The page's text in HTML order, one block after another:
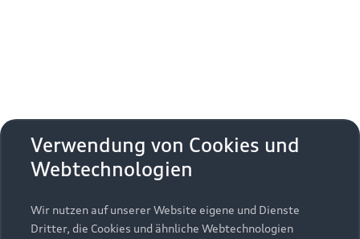
Zurück nach oben
Modelle
Alle Modelle
Kaufen & leasen
Verwendung von Cookies und
Webtechnologien
Wir nutzen auf unserer Website eigene und Dienste
Dritter, die Cookies und ähnliche Webtechnologien